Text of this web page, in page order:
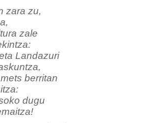
zara zu,
zale
Landazuri
berritan
dugu